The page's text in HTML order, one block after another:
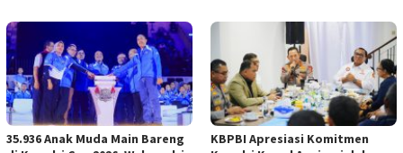
35.936 Anak Muda Main Bareng
KBPBI Apresiasi Komitmen